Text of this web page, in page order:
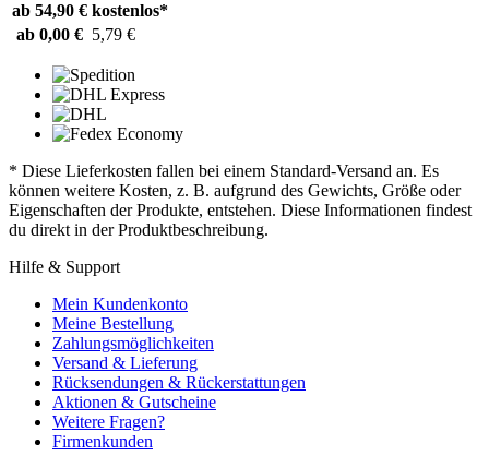
ab 54,90 € kostenlos*
ab 0,00 € 5,79 €
* Diese Lieferkosten fallen bei einem Standard-Versand an. Es
können weitere Kosten, z. B. aufgrund des Gewichts, Größe oder
Eigenschaften der Produkte, entstehen. Diese Informationen findest
du direkt in der Produktbeschreibung.
Hilfe & Support
Mein Kundenkonto
Meine Bestellung
Zahlungsmöglichkeiten
Versand & Lieferung
Rücksendungen & Rückerstattungen
Aktionen & Gutscheine
Weitere Fragen?
Firmenkunden